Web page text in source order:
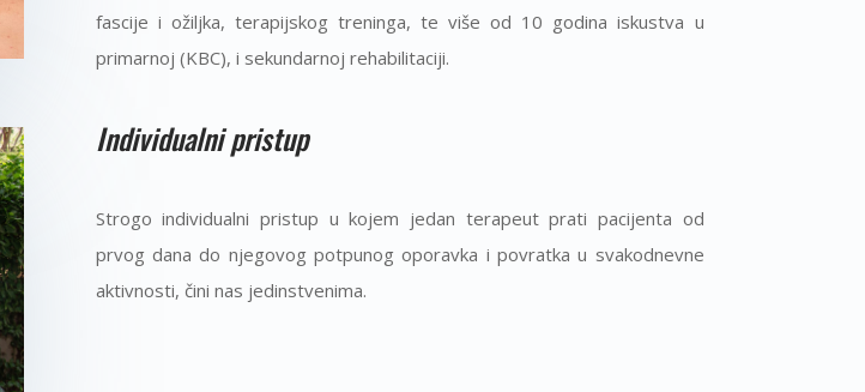
fascije i ožiljka, terapijskog treninga, te više od 10 godina iskustva u
primarnoj (KBC), i sekundarnoj rehabilitaciji.
Individualni pristup
Strogo individualni pristup u kojem jedan terapeut prati pacijenta od
prvog dana do njegovog potpunog oporavka i povratka u svakodnevne
aktivnosti, čini nas jedinstvenima.